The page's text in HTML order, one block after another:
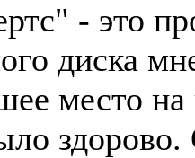
- это
диска
место на